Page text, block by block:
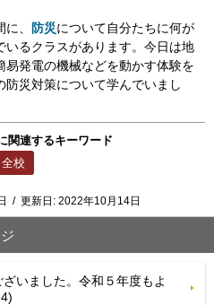
、 防災について自分たちに何が
いるクラスがあります。今日は地
発電の機械などを動かす体験を
防災対策について学んでいまし
関連するキーワード
全校
/ 更新日: 2022年10月14日
いました。令和５年度もよ